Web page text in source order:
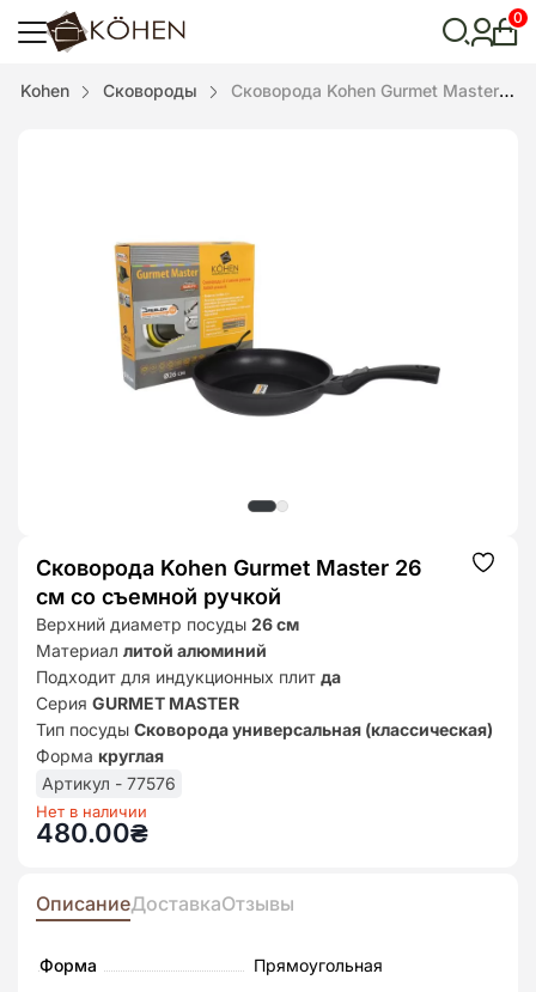
пошук
0
Kohen Сковороды Сковорода Kohen Gurmet Master 26 см со съемной ручкой
Сковорода Kohen Gurmet Master 26
см со съемной ручкой
Верхний диаметр посуды 26 см
Материал литой алюминий
Подходит для индукционных плит да
Серия GURMET MASTER
Тип посуды Сковорода универсальная (классическая)
Форма круглая
Артикул - 77576
Нет в наличии
480.00₴
ОписаниеДоставкаОтзывы
Форма
Прямоугольная